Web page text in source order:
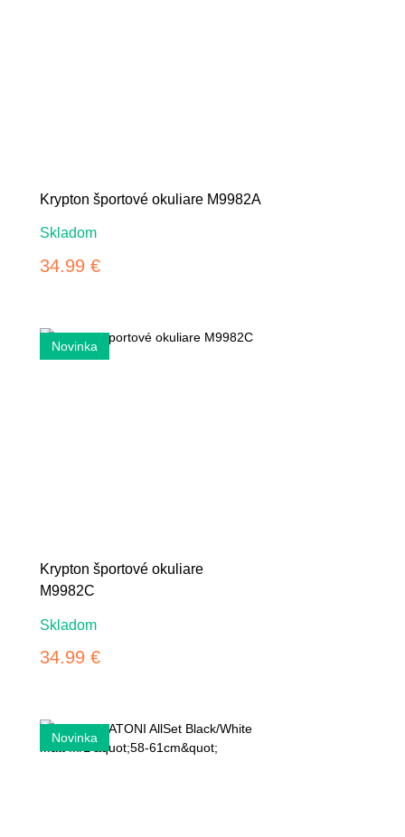
Krypton športové okuliare M9982A
Skladom
34.99 €
Krypton športové okuliare
M9982C
Skladom
34.99 €